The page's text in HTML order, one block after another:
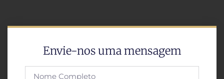
Envie-nos uma mensagem